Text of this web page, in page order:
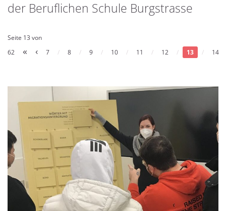
der Beruflichen Schule Burgstrasse
Seite 13 von
62
« ‹ 7 / 8 / 9 / 10 / 11 / 12 / 13 / 14